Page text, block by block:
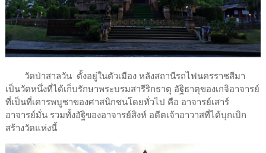
วัดป่าสาลวัน ตั้งอยู่ในตัวเมือง หลังสถานีรถไฟนครราชสีมา
เป็นวัดหนึ่งที่ได้เก็บรักษาพระบรมสารีริกธาตุ อัฐิธาตุของเกจิอาจารย์
ที่เป็นที่เคารพบูชาของศาสนิกชนโดยทั่วไป คือ อาจารย์เสาร์
อาจารย์มั่น รวมทั้งอัฐิของอาจารย์สิงห์ อดีตเจ้าอาวาสที่ได้บุกเบิก
สร้างวัดแห่งนี้